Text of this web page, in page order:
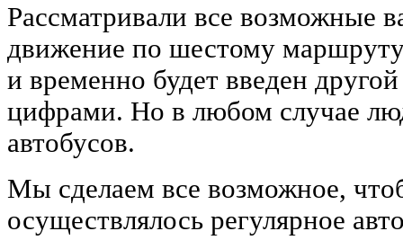
Рассматривали все возможные
движение по шестому
и временно будет введен
цифрами. Но в любом случае
автобусов.
Мы сделаем все возможное,
осуществлялось регулярное